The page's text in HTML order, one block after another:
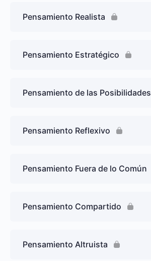
Pensamiento Realista
Pensamiento Estratégico
Pensamiento de las Posibilidades
Pensamiento Reflexivo
Pensamiento Fuera de lo Común
Pensamiento Compartido
Pensamiento Altruista